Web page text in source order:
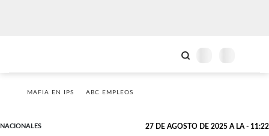
MAFIA EN IPS ABC EMPLEOS
NACIONALES 27 DE AGOSTO DE 2025 A LA - 11:22